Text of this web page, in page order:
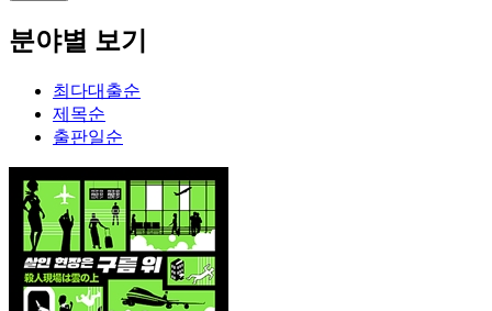
분야별 보기
최다대출순
제목순
출판일순